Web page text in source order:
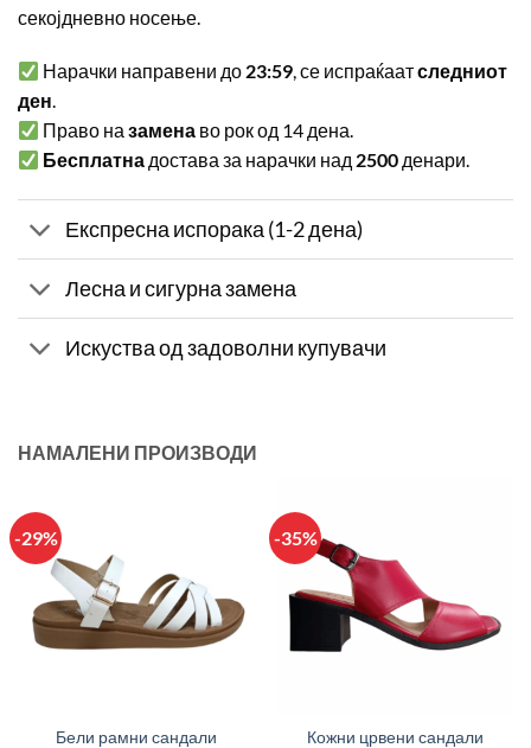
секојдневно носење.
Нарачки направени до 23:59, се испраќаатследниот
ден.
Право назамена во рок од 14 дена.
Бесплатна достава за нарачки над 2500 денари.
Експресна испорака (1-2 дена)
Лесна и сигурна замена
Искуства од задоволни купувачи
НАМАЛЕНИ ПРОИЗВОДИ
-29%
Бели рамни сандали
-35%
Кожни црвени сандали